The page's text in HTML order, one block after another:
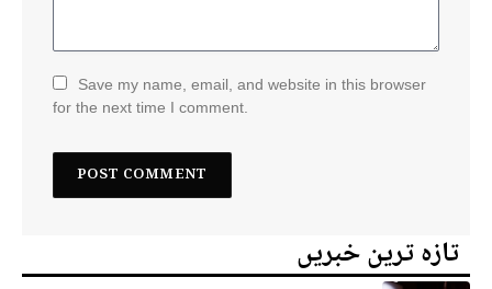
Save my name, email, and website in this browser
for the next time I comment.
تازہ ترین خبریں